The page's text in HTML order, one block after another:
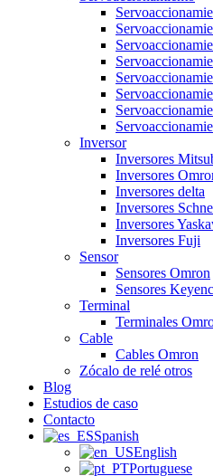
Inversor
Inversores
Inversores
Inversores delta
Inversores
Inversores
Inversores Fuji
Sensor
Sensores Omron
Sensores
Terminal
Terminales
Cable
Cables Omron
Zócalo de relé otros
Blog
Estudios de caso
Contacto
Spanish
English
Portuguese